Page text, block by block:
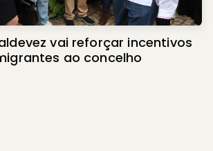
vai reforçar incentivos
ao concelho